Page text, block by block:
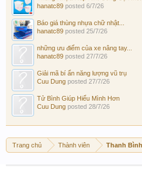
hanatc89 posted 6/7/26
Báo giá thùng nhựa chữ nhật...
hanatc89 posted 25/7/26
những ưu điểm của xe nâng tay...
hanatc89 posted 27/7/26
Giải mã bí ẩn năng lượng vũ trụ
Cuu Dung posted 27/7/26
Tử Bình Giúp Hiểu Mình Hơn
Cuu Dung posted 28/7/26
Trang chủ Thành viên Thanh Bình